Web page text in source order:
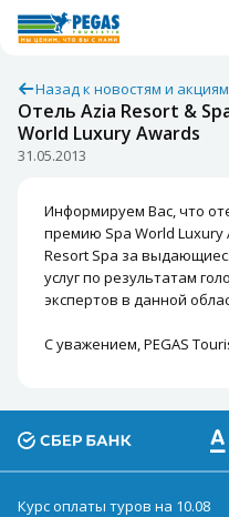
Назад к новостям и акциям
Отель Azia Resort &
World Luxury Awards
31.05.2013
Информируем Вас, что
премию Spa World Luxury
Resort Spa за
услуг по результатам
экспертов в данной
С уважением, PEGAS
Курс оплаты туров на 10.08